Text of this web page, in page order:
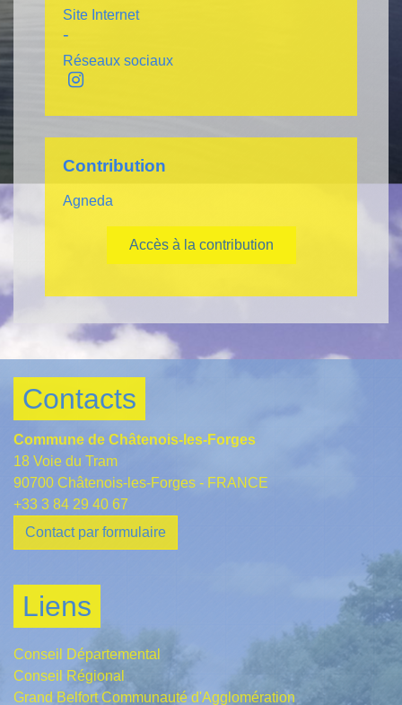
Site Internet
-
Réseaux sociaux
Contribution
Agneda
Accès à la contribution
Contacts
Commune de Châtenois-les-Forges
18 Voie du Tram
90700 Châtenois-les-Forges - FRANCE
+33 3 84 29 40 67
Contact par formulaire
Liens
Conseil Départemental
Conseil Régional
Grand Belfort Communauté d'Agglomération